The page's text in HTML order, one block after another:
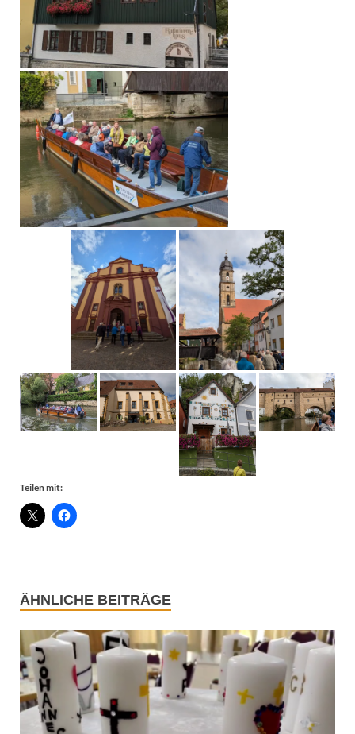
Teilen mit:
ÄHNLICHE BEITRÄGE